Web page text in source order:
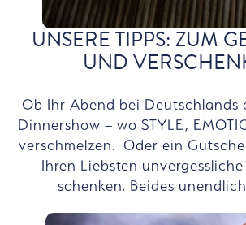
UNSERE TIPPS: ZUM
ND
Ob Ihr Abend bei Deutschlands
Dinnershow – wo STYLE,
verschmelzen. Oder ein
Ihren Liebsten
schenken. Beides